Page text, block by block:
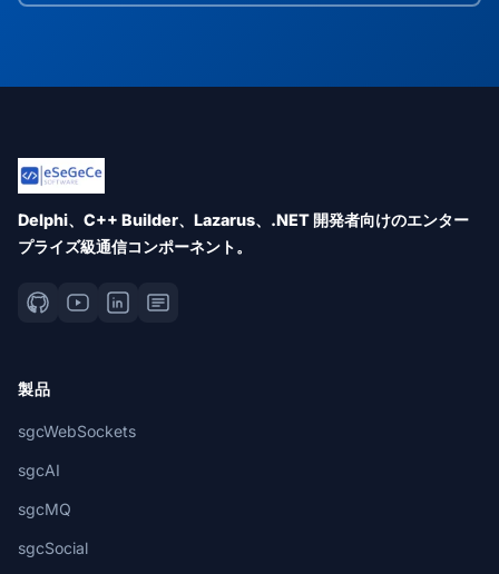
Delphi、C++ Builder、Lazarus、.NET 開発者向けのエンター
プライズ級通信コンポーネント。
製品
sgcWebSockets
sgcAI
sgcMQ
sgcSocial